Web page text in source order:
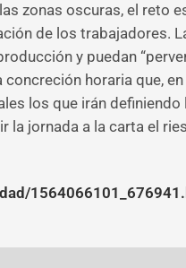
zonas oscuras, el reto
de los trabajadores.
y puedan
horaria que,
los que irán
la jornada a la carta el